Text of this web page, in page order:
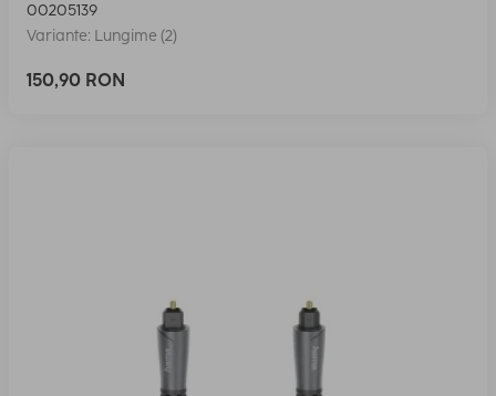
00205139
Variante: Lungime (2)
150,90 RON